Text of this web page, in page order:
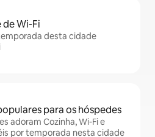
Wi-Fi
desta cidade
para os hóspedes
adoram Cozinha, Wi-Fi e
por temporada nesta cidade